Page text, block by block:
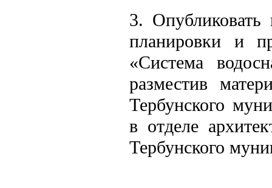
3. Опубликовать
планировки и
«Система
разместив
Тербунского
в отделе
Тербунского